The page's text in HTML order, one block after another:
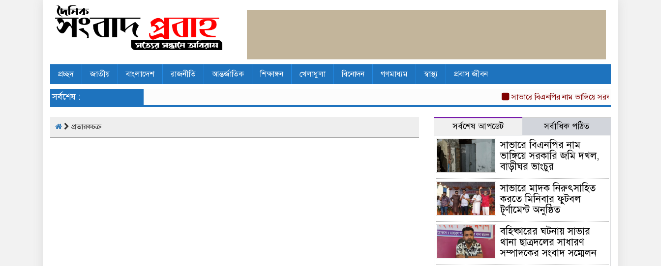
প্রচ্ছদ জাতীয় বাংলাদেশ রাজনীতি আন্তর্জাতিক শিক্ষাঙ্গন খেলাধুলা বিনোদন গণমাধ্যম স্বাস্থ্য প্রবাস জীবন
সর্বশেষ : সাভারে বিএনপির নাম ভাঙ্গিয়ে সরকারি জমি দখল,
প্রতারকচক্র সর্বশেষ আপডেট সর্বাধিক পঠিত
সাভারে বিএনপির নাম
ভাঙ্গিয়ে সরকারি জমি দখল,
বাড়ীঘর ভাংচুর
সাভারে মাদক নিরুৎসাহিত
করতে মিনিবার ফুটবল
টূর্ণামেন্ট অনুষ্ঠিত
বহিষ্কারের ঘটনায় সাভার
থানা ছাত্রদলের সাধারণ
সম্পাদকের সংবাদ সম্মেলন